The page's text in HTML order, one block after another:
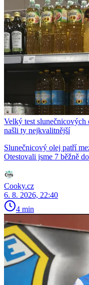
Velký test
našli ty nejkvalitnější
Slunečnicový olej patří
Otestovali jsme 7 běžně
Cooky.cz
6. 8. 2026, 22:40
4 min